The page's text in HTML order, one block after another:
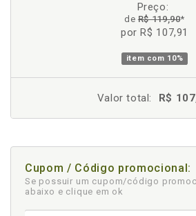
Preço:
deR$ 119,90*
por R$ 107,91
item com 10%
Valor total: R$
Cupom / Código promocional:
Se possuir um cupom/código
abaixo e clique em ok